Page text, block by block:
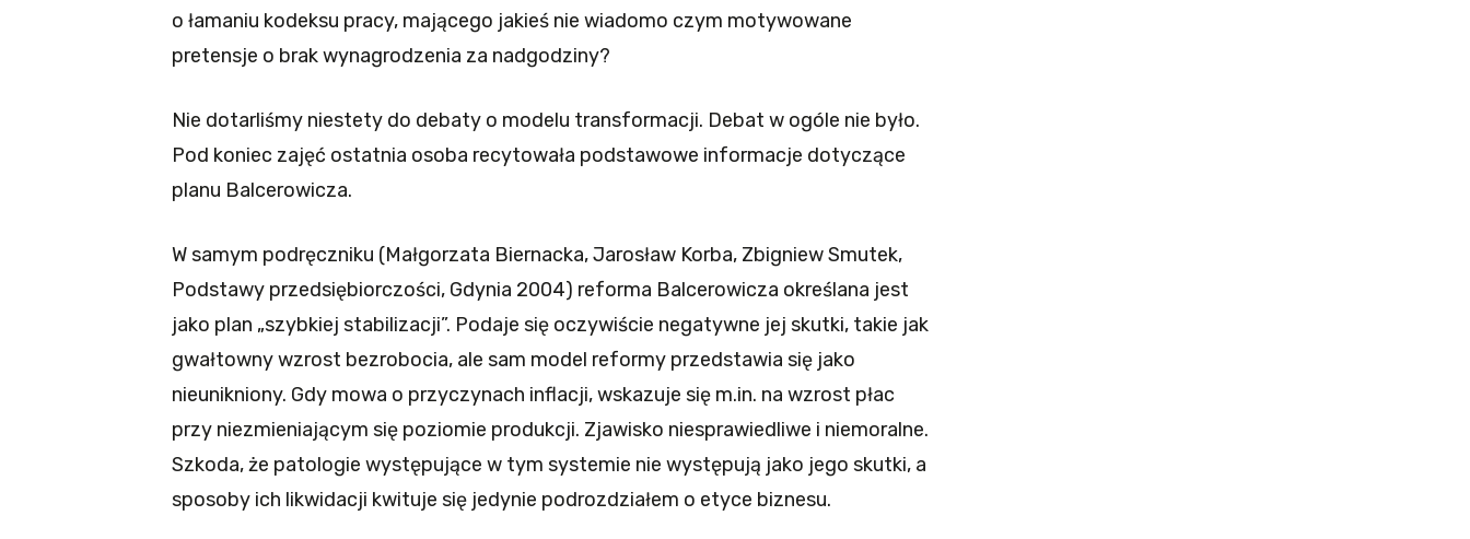
o łamaniu kodeksu pracy, mającego jakieś nie wiadomo czym motywowane
pretensje o brak wynagrodzenia za nadgodziny?
Nie dotarliśmy niestety do debaty o modelu transformacji. Debat w ogóle nie było.
Pod koniec zajęć ostatnia osoba recytowała podstawowe informacje dotyczące
planu Balcerowicza.
W samym podręczniku (Małgorzata Biernacka, Jarosław Korba, Zbigniew Smutek,
Podstawy przedsiębiorczości, Gdynia 2004) reforma Balcerowicza określana jest
jako plan „szybkiej stabilizacji”. Podaje się oczywiście negatywne jej skutki, takie jak
gwałtowny wzrost bezrobocia, ale sam model reformy przedstawia się jako
nieunikniony. Gdy mowa o przyczynach inflacji, wskazuje się m.in. na wzrost płac
przy niezmieniającym się poziomie produkcji. Zjawisko niesprawiedliwe i niemoralne.
Szkoda, że patologie występujące w tym systemie nie występują jako jego skutki, a
sposoby ich likwidacji kwituje się jedynie podrozdziałem o etyce biznesu.